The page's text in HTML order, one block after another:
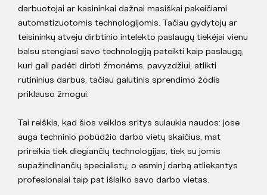
darbuotojai ar kasininkai dažnai masiškai pakeičiami
automatizuotomis technologijomis. Tačiau gydytojų ar
teisininkų atveju dirbtinio intelekto paslaugų tiekėjai vienu
balsu stengiasi savo technologiją pateikti kaip paslaugą,
kuri gali padėti dirbti žmonėms, pavyzdžiui, atlikti
rutininius darbus, tačiau galutinis sprendimo žodis
priklauso žmogui.
Tai reiškia, kad šios veiklos sritys sulaukia naudos: jose
auga techninio pobūdžio darbo vietų skaičius, mat
prireikia tiek diegiančių technologijas, tiek su jomis
supažindinančių specialistų, o esminį darbą atliekantys
profesionalai taip pat išlaiko savo darbo vietas.